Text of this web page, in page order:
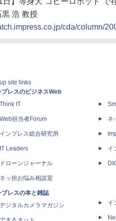
黒 浩 教授
cda/column/
site links
プレスのビジネスWeb
Think IT
Web担当者Forum
インプレス総合研究所
IT Leaders
ドローンジャーナル
ネッ担お悩み相談室
プレスの本と雑誌
デジタルカメラマガジン
ネ
イ
イ